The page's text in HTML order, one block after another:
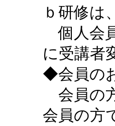
ｂ研修は
個人会
に受講者
◆会員の
会員の
会員の方